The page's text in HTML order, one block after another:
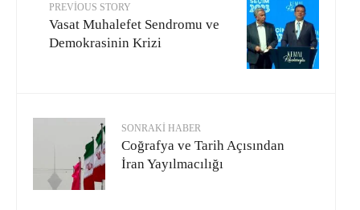
PREVIOUS STORY
Vasat Muhalefet Sendromu ve
Demokrasinin Krizi
SONRAKI HABER
Coğrafya ve Tarih Açısından
İran Yayılmacılığı